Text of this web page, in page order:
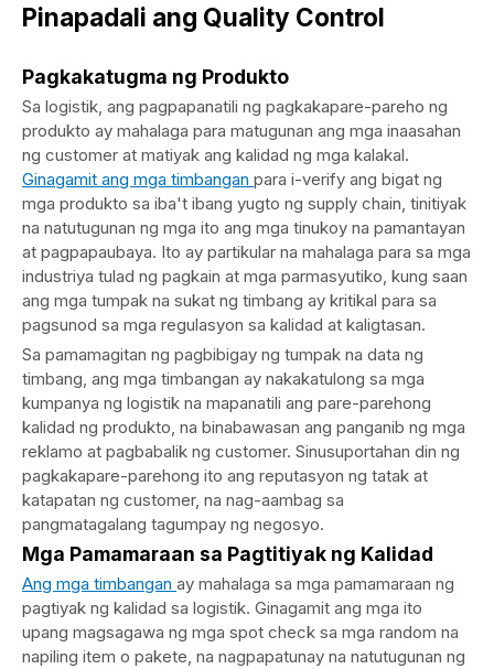
Pinapadali ang Quality Control
Pagkakatugma ng Produkto
Sa logistik, ang pagpapanatili ng pagkakapare-pareho ng
produkto ay mahalaga para matugunan ang mga inaasahan
ng customer at matiyak ang kalidad ng mga kalakal.
Ginagamit ang mga timbangan para i-verify ang bigat ng
mga produkto sa iba't ibang yugto ng supply chain, tinitiyak
na natutugunan ng mga ito ang mga tinukoy na pamantayan
at pagpapaubaya. Ito ay partikular na mahalaga para sa mga
industriya tulad ng pagkain at mga parmasyutiko, kung saan
ang mga tumpak na sukat ng timbang ay kritikal para sa
pagsunod sa mga regulasyon sa kalidad at kaligtasan.
Sa pamamagitan ng pagbibigay ng tumpak na data ng
timbang, ang mga timbangan ay nakakatulong sa mga
kumpanya ng logistik na mapanatili ang pare-parehong
kalidad ng produkto, na binabawasan ang panganib ng mga
reklamo at pagbabalik ng customer. Sinusuportahan din ng
pagkakapare-parehong ito ang reputasyon ng tatak at
katapatan ng customer, na nag-aambag sa
pangmatagalang tagumpay ng negosyo.
Mga Pamamaraan sa Pagtitiyak ng Kalidad
Ang mga timbangan ay mahalaga sa mga pamamaraan ng
pagtiyak ng kalidad sa logistik. Ginagamit ang mga ito
upang magsagawa ng mga spot check sa mga random na
napiling item o pakete, na nagpapatunay na natutugunan ng